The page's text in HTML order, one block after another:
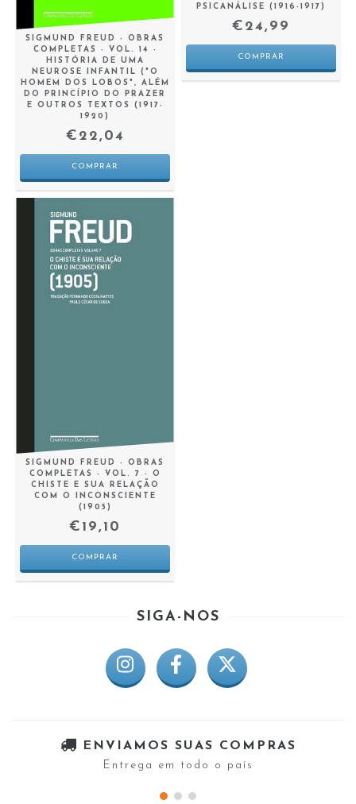
SIGMUND FREUD - OBRAS
COMPLETAS - VOL. 14 -
HISTÓRIA DE UMA
NEUROSE INFANTIL ("O
HOMEM DOS LOBOS", ALÉM
DO PRINCÍPIO DO PRAZER
E OUTROS TEXTOS (1917-
1920)
€22,04
PSICANÁLISE (1916-1917)
€24,99
SIGMUND FREUD - OBRAS
COMPLETAS - VOL. 7 - O
CHISTE E SUA RELAÇÃO
COM O INCONSCIENTE
(1905)
€19,10
SIGA-NOS
ENVIAMOS SUAS COMPRAS
Entrega em todo o país